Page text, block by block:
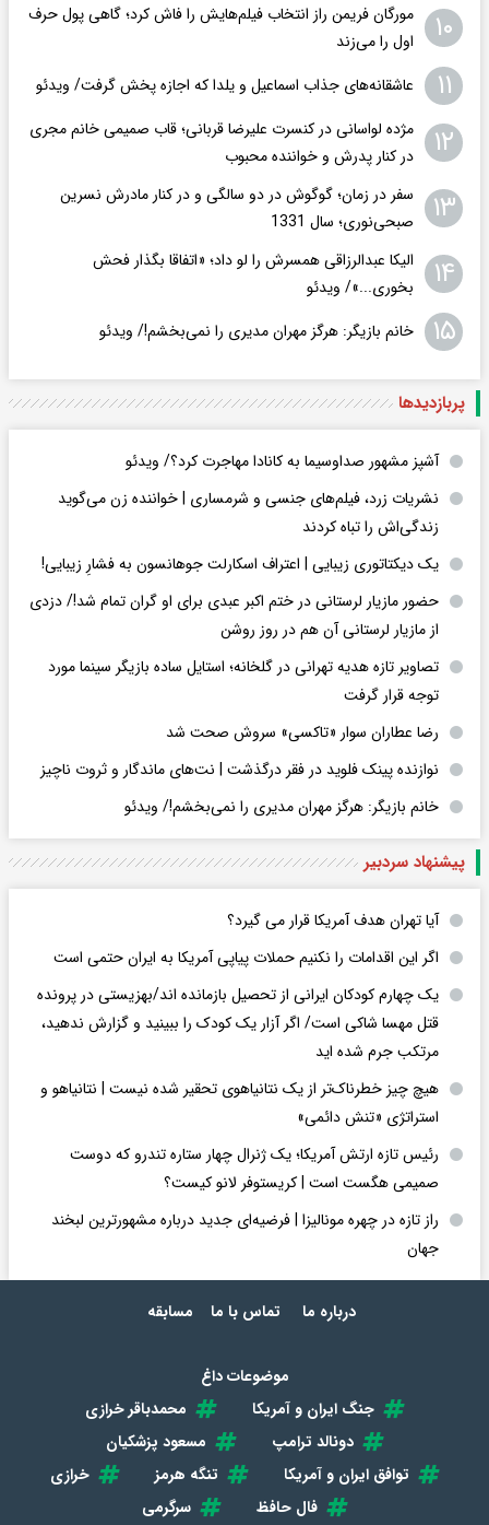
۱۰
مورگان فریمن راز انتخاب فیلم‌هایش را فاش کرد؛ گاهی پول حرف
اول را می‌زند
۱۱ عاشقانه‌های جذاب اسماعیل و یلدا که اجازه پخش گرفت/ ویدئو
۱۲
مژده لواسانی در کنسرت علیرضا قربانی؛ قاب صمیمی خانم مجری
در کنار پدرش و خواننده محبوب
۱۳
سفر در زمان؛ گوگوش در دو سالگی و در کنار مادرش نسرین
صبحی‌نوری؛ سال 1331
۱۴
الیکا عبدالرزاقی همسرش را لو داد؛ «اتفاقا بگذار فحش
بخوری...»/ ویدئو
۱۵ خانم بازیگر: هرگز مهران مدیری را نمی‌بخشم!/ ویدئو
پربازدید‌ها
آشپز مشهور صداوسیما به کانادا مهاجرت کرد؟/ ویدئو
نشریات زرد، فیلم‌های جنسی و شرمساری | خواننده زن می‌گوید
زندگی‌اش را تباه کردند
یک دیکتاتوری زیبایی | اعتراف اسکارلت جوهانسون به فشارِ زیبایی!
حضور مازیار لرستانی در ختم اکبر عبدی برای او گران تمام شد!/ دزدی
از مازیار لرستانی آن هم در روز روشن
تصاویر تازه هدیه تهرانی در گلخانه؛ استایل ساده بازیگر سینما مورد
توجه قرار گرفت
رضا عطاران سوار «تاکسی» سروش صحت شد
نوازنده پینک فلوید در فقر درگذشت | نت‌های ماندگار و ثروت ناچیز
خانم بازیگر: هرگز مهران مدیری را نمی‌بخشم!/ ویدئو
پیشنهاد سردبیر
آیا تهران هدف آمریکا قرار می گیرد؟
اگر این اقدامات را نکنیم حملات پیاپی آمریکا به ایران حتمی است
یک چهارم کودکان ایرانی از تحصیل بازمانده اند/بهزیستی در پرونده
قتل مهسا شاکی است/ اگر آزار یک کودک را ببینید و گزارش ندهید،
مرتکب جرم شده اید
هیچ چیز خطرناک‌تر از یک نتانیاهوی تحقیر شده نیست | نتانیاهو و
استراتژی «تنش دائمی»
رئیس تازه ارتش آمریکا؛ یک ژنرال چهار ستاره تندرو که دوست
صمیمی هگست است | کریستوفر لانو کیست؟
راز تازه در چهره مونالیزا | فرضیه‌ای جدید درباره مشهورترین لبخند
جهان
درباره ما تماس با ما مسابقه
موضوعات داغ
جنگ ایران و آمریکا
محمدباقر خرازی
دونالد ترامپ
مسعود پزشکیان
توافق ایران و آمریکا
تنگه هرمز
خرازی
فال حافظ
سرگرمی